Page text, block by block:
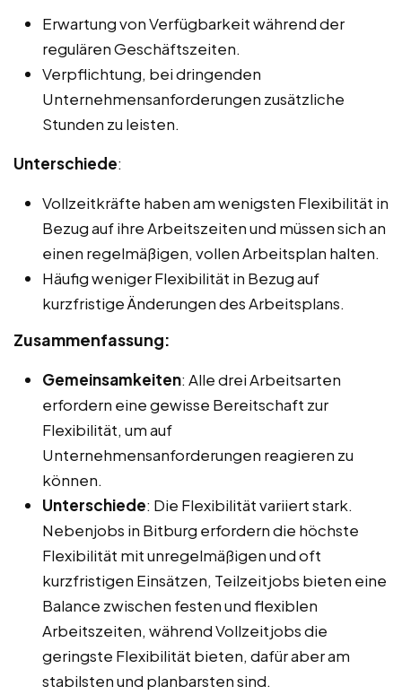
Erwartung von Verfügbarkeit während der
regulären Geschäftszeiten.
Verpflichtung, bei dringenden
Unternehmensanforderungen zusätzliche
Stunden zu leisten.
Unterschiede:
Vollzeitkräfte haben am wenigsten Flexibilität in
Bezug auf ihre Arbeitszeiten und müssen sich an
einen regelmäßigen, vollen Arbeitsplan halten.
Häufig weniger Flexibilität in Bezug auf
kurzfristige Änderungen des Arbeitsplans.
Zusammenfassung:
Gemeinsamkeiten: Alle drei Arbeitsarten
erfordern eine gewisse Bereitschaft zur
Flexibilität, um auf
Unternehmensanforderungen reagieren zu
können.
Unterschiede: Die Flexibilität variiert stark.
Nebenjobs in Bitburg erfordern die höchste
Flexibilität mit unregelmäßigen und oft
kurzfristigen Einsätzen, Teilzeitjobs bieten eine
Balance zwischen festen und flexiblen
Arbeitszeiten, während Vollzeitjobs die
geringste Flexibilität bieten, dafür aber am
stabilsten und planbarsten sind.